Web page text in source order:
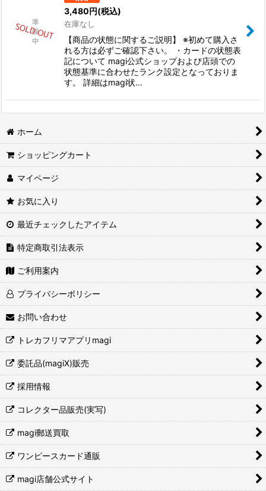
3,480円(税込)
在庫なし
【商品の状態に関するご説明】 ※初めて購入さ
れる方は必ずご確認下さい。 ・カードの状態表
記について magi公式ショップおよび店頭での
状態基準に合わせたランク設定となっておりま
す。 詳細はmagi状…
ホーム
ショッピングカート
マイページ
お気に入り
最近チェックしたアイテム
特定商取引法表示
ご利用案内
プライバシーポリシー
お問い合わせ
トレカフリマアプリmagi
委託品(magiX)販売
採用情報
コレクター品販売(実写)
magi郵送買取
ワンピースカード通販
magi店舗公式サイト